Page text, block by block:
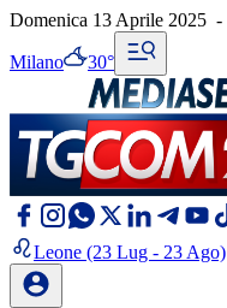
Domenica 13 Aprile 2025 -
Milano 30°
Leone (23 Lug - 23 Ago)